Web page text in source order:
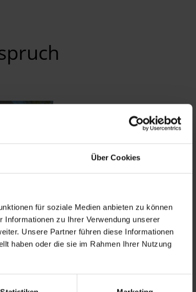
Über Cookies
für soziale Medien anbieten zu können
zu Ihrer Verwendung unserer
Unsere Partner führen diese Informationen
haben oder die sie im Rahmen Ihrer Nutzung